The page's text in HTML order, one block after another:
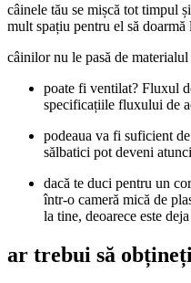
câinele tău se mișcă tot timpul
mult spațiu pentru el să
câinilor nu le pasă de
poate fi ventilat? Fluxul
specificațiile fluxului de
podeaua va fi suficient
sălbatici pot deveni
dacă te duci pentru un
într-o cameră mică de
la tine, deoarece este
ar trebui să